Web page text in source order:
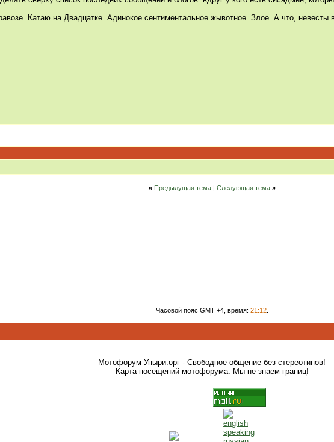
Катаю на Двадцатке. Адинокое сентиментальное жывотное. Злое. А что, невесты
« Предыдущая тема| Следующая тема »
Часовой пояс GMT +4, время: 21:12.
Мотофорум Упыри.орг - Свободное общение без стереотипов!
Карта посещений мотофорума. Мы не знаем границ!